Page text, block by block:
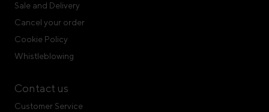
Sale and Delivery
Cancel your order
Cookie Policy
Whistleblowing
Contact us
Customer Service